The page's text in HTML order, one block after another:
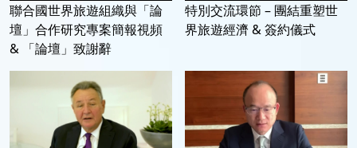
聯合國世界旅遊組織與「論
壇」合作研究專案簡報視頻
& 「論壇」致謝辭
特別交流環節 – 團結重塑世
界旅遊經濟 & 簽約儀式